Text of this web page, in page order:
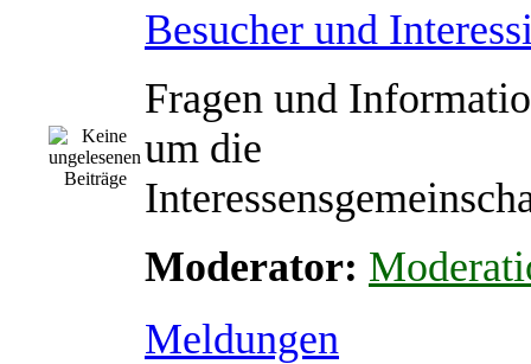
Besucher und
Fragen und
um die
Moderator:
Meldungen